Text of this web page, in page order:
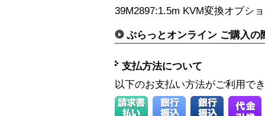
39M2897:1.5m KVM変換オプシ
ぷらっとオンライン ご購入の
支払方法について
以下のお支払い方法がご利用で